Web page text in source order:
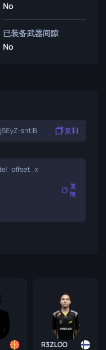
No
已装备武器间隙
No
sntiB 复制
复
制
R3ZLOO